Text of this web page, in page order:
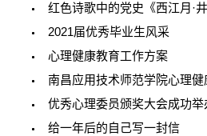
红色诗歌中的党史《西江月·井
2021届优秀毕业生风采
心理健康教育工作方案
南昌应用技术师范学院心理健康教育与心理
优秀心理委员颁奖大会成功举
给一年后的自己写一封信